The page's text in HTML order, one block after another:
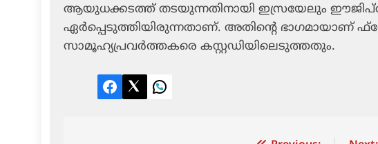
ആയുധക്കടത്ത് തടയുന്നതിനായി ഇസ്രയേലും
ഏര്‍പ്പെടുത്തിയിരുന്നതാണ്. അതിന്റെ ഭാഗമായാണ്
സാമൂഹ്യപ്രവര്‍ത്തകരെ കസ്റ്റഡിയിലെടുത്തതും.
Facebook
TwitterLinkedIn